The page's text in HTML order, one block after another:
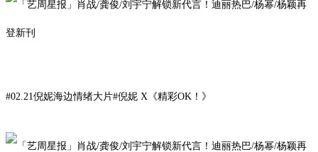
#02 .21 倪妮海边情绪大片#倪妮 X 《精彩OK！ 》